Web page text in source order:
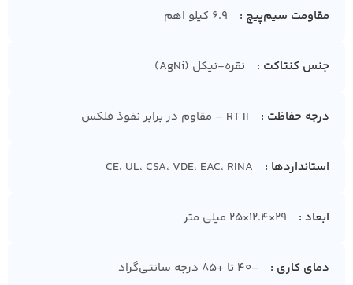
مقاومت سیم‌پیچ 6.9 کیلو اهم
جنس کنتاکت نقره-نیکل (AgNi)
درجه حفاظت RT II – مقاوم در برابر نفوذ فلکس
استانداردها CE، UL، CSA، VDE، EAC، RINA
ابعاد 29×12.4×25 میلی متر
دمای کاری -40 تا +85 درجه سانتی‌گراد